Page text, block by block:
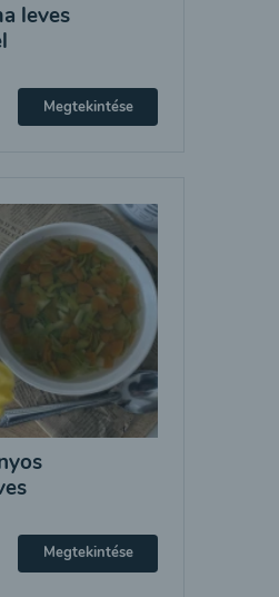
leves
Megtekintése
Megtekintése